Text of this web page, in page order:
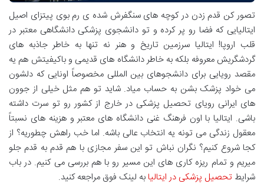
تصور کن قدم زدن در کوچه های سنگفرش شده ی رم بوی پیتزای اصیل
ایتالیایی که فضا رو پر کرده و تو دانشجوی پزشکی دانشگاهی معتبر در
قلب اروپا! ایتالیا سرزمین تاریخ و هنر نه تنها به خاطر جاذبه های
گردشگریش معروفه بلکه به خاطر دانشگاه های قدیمی و باکیفیتش هم یه
مقصد رویایی برای دانشجوهای بین المللی مخصوصاً اونایی که دلشون
می خواد پزشک بشن به حساب میاد. شاید تو هم مثل خیلی از جوون
های ایرانی رویای تحصیل پزشکی در خارج از کشور رو تو سرت داشته
باشی. ایتالیا با اون فرهنگ غنی دانشگاه های معتبر و هزینه های نسبتاً
معقول زندگی می تونه یه انتخاب عالی باشه. اما خب راهش چطوریه؟ از
کجا شروع کنیم؟ نگران نباش تو این سفر مجازی با هم قدم به قدم جلو
میریم و تمام ریزه کاری های این مسیر رو با هم بررسی می کنیم. در باب
شرایط تحصیل پزشکی در ایتالیابه لینک فوق مراجعه کنید.